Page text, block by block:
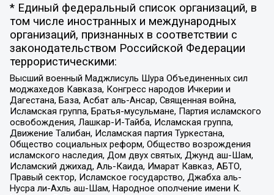
* Единый федеральный список организаций, в
том числе иностранных и международных
организаций, признанных в соответствии с
законодательством Российской Федерации
террористическими:
Высший военный Маджлисуль Шура Объединенных сил
моджахедов Кавказа, Конгресс народов Ичкерии и
Дагестана, База, Асбат аль-Ансар, Священная война,
Исламская группа, Братья-мусульмане, Партия исламского
освобождения, Лашкар-И-Тайба, Исламская группа,
Движение Талибан, Исламская партия Туркестана,
Общество социальных реформ, Общество возрождения
исламского наследия, Дом двух святых, Джунд аш-Шам,
Исламский джихад, Аль-Каида, Имарат Кавказ, АБТО,
Правый сектор, Исламское государство, Джабха аль-
Нусра ли-Ахль аш-Шам, Народное ополчение имени К.